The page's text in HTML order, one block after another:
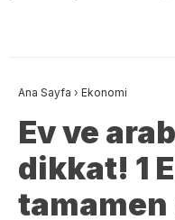
Ana Sayfa › Ekonomi
Ev ve
dikkat! 1